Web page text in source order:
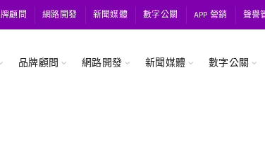
顧問 網路開發 新聞媒體 數字公關 APP 營銷 聲譽
品牌顧問 網路開發 新聞媒體 數字公關